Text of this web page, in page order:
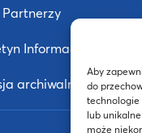
Aby
do
technologie
lub
może
Partnerzy
Informacji Publicznej
archiwalna strony